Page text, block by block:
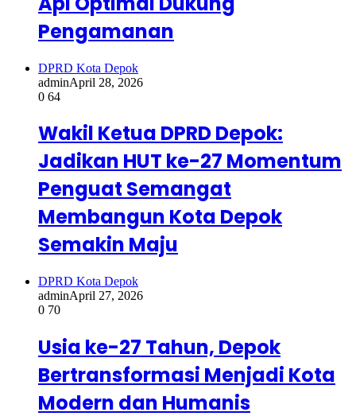
Pengamanan
DPRD Kota Depok
adminApril 28, 2026
0 64
Wakil Ketua DPRD Depok:
Jadikan HUT ke-27 Momentum
Penguat Semangat
Membangun Kota Depok
Semakin Maju
DPRD Kota Depok
adminApril 27, 2026
0 70
Usia ke-27 Tahun, Depok
Bertransformasi Menjadi Kota
Modern dan Humanis